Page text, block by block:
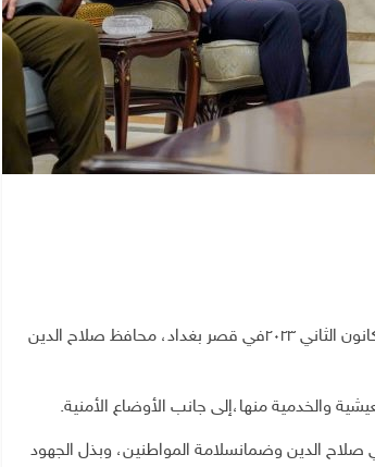
الثاني ٢٠٢٣في قصر بغداد، محافظ صلاح الدين
والخدمية منها،إلى جانب الأوضاع الأمنية.
صلاح الدين وضمانسلامة المواطنين، وبذل الجهود